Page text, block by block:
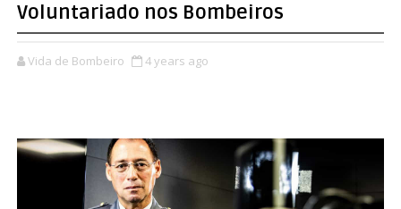
Voluntariado nos Bombeiros
Vida de Bombeiro 4 years ago